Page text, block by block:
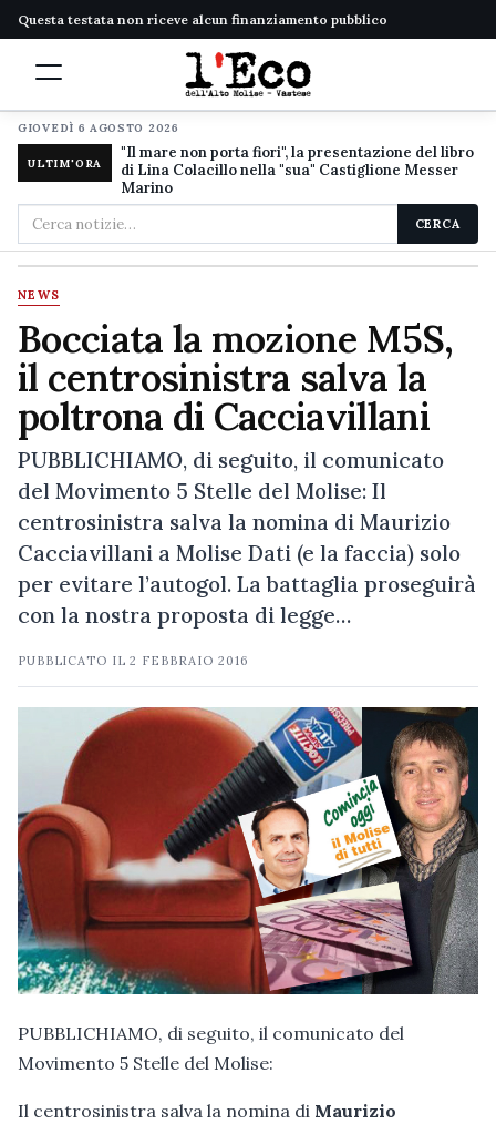
Questa testata non riceve alcun finanziamento pubblico
GIOVEDÌ 6 AGOSTO 2026
ULTIM'ORA
"Il mare non porta fiori", la presentazione del libro
di Lina Colacillo nella "sua" Castiglione Messer
Marino
Cerca
nel
sito
CERCA
NEWS
Bocciata la mozione M5S,
il centrosinistra salva la
poltrona di Cacciavillani
PUBBLICHIAMO, di seguito, il comunicato
del Movimento 5 Stelle del Molise: Il
centrosinistra salva la nomina di Maurizio
Cacciavillani a Molise Dati (e la faccia) solo
per evitare l’autogol. La battaglia proseguirà
con la nostra proposta di legge…
PUBBLICATO IL2 FEBBRAIO 2016
PUBBLICHIAMO, di seguito, il comunicato del
Movimento 5 Stelle del Molise:
Il centrosinistra salva la nomina di Maurizio